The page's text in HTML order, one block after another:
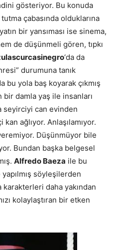
gösteriyor. Bu konuda
çabasında olduklarına
bir yansıması ise sinema,
de düşünmeli gören, tıpkı
‘da da
durumuna tanık
bu yola baş koyarak çıkmış
damla yaş ile insanları
seyirciyi can evinden
ağlıyor. Anlaşılamıyor.
Düşünmüyor bile
Bundan başka belgesel
Alfredo Baeza ile bu
söyleşilerden
daha yakından
kolaylaştıran bir etken